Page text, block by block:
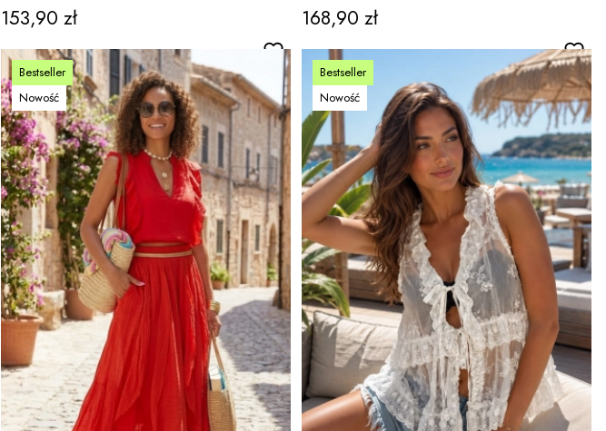
Bizzarone
Cena
153,90 zł
Lagnasco
Cena
168,90 zł
Bestseller
Nowość
Bestseller
Nowość